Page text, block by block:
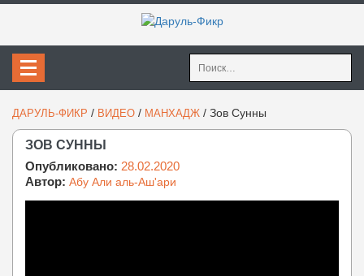
Найти:
ДАРУЛЬ-ФИКР / ВИДЕО / МАНХАДЖ / Зов Сунны
ЗОВ СУННЫ
Опубликовано: 28.02.2020
Автор: Абу Али аль-Аш'ари